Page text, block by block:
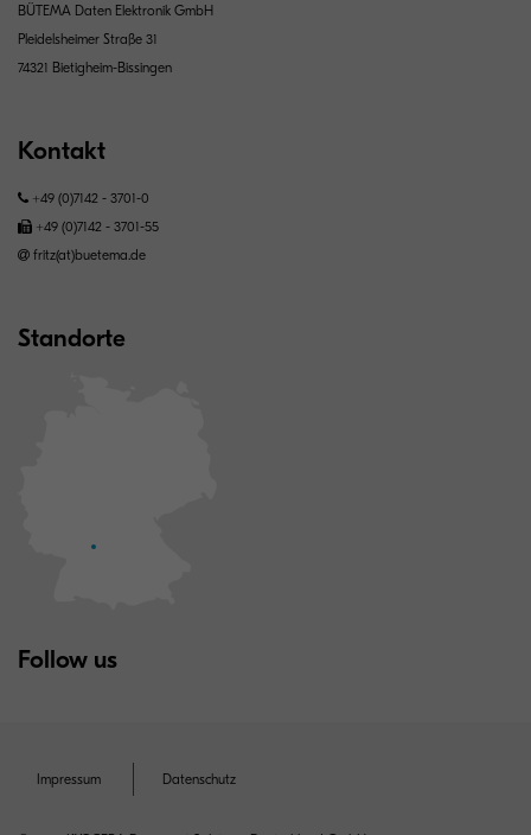
BÜTEMA Daten Elektronik GmbH
Pleidelsheimer Straße 31
74321 Bietigheim-Bissingen
Kontakt
+49 (0)7142 - 3701-0
+49 (0)7142 - 3701-55
fritz(at)buetema.de
Standorte
Follow us
Impressum Datenschutz